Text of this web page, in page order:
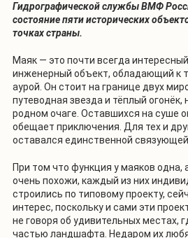
Гидрографической службы ВМФ
состояние пяти исторических
точках страны.
Маяк — это почти всегда
инженерный объект, обладающий к
аурой. Он стоит на границе двух
путеводная звезда и тёплый
родном очаге. Оставшихся на суше
обещает приключения. Для тех и
оставался единственной
При том что функция у маяков одна,
очень похожи, каждый из них
строились по типовому проекту,
интерес, поскольку и сами эти
не говоря об удивительных местах,
частью ландшафта. Недаром их